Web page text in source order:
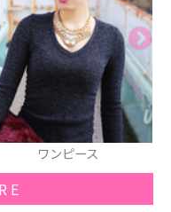
リュック